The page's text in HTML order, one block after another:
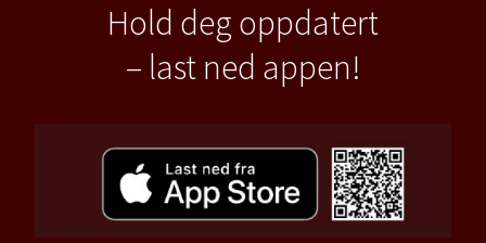
Hold deg oppdatert
– last ned appen!